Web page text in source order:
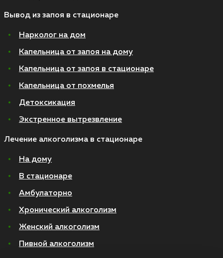
Вывод из запоя в стационаре
Нарколог на дом
Капельница от запоя на дому
Капельница от запоя в стационаре
Капельница от похмелья
Детоксикация
Экстренное вытрезвление
Лечение алкоголизма в стационаре
На дому
В стационаре
Амбулаторно
Хронический алкоголизм
Женский алкоголизм
Пивной алкоголизм